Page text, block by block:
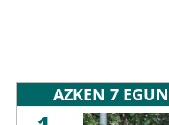
AZKEN 7